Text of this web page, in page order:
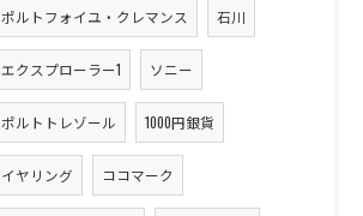
ポルトフォイユ・クレマンス 石川
エクスプローラー1 ソニー
ポルトトレゾール 1000円銀貨
イヤリング ココマーク